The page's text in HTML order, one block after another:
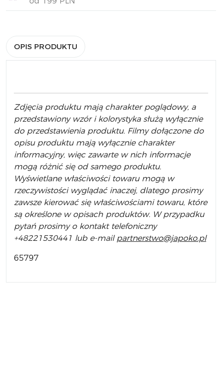
OPIS PRODUKTU
Zdjęcia produktu mają charakter poglądowy, a
przedstawiony wzór i kolorystyka służą wyłącznie
do przedstawienia produktu. Filmy dołączone do
opisu produktu mają wyłącznie charakter
informacyjny, więc zawarte w nich informacje
mogą różnić się od samego produktu.
Wyświetlane właściwości towaru mogą w
rzeczywistości wyglądać inaczej, dlatego prosimy
zawsze kierować się właściwościami towaru, które
są określone w opisach produktów. W przypadku
pytań prosimy o kontakt telefoniczny
+48221530441 lub e-mail partnerstwo@japoko.pl
65797